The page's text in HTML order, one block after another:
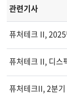
관련기사
퓨처테크 II,
퓨처테크 II, 디스
퓨처테크II, 2분